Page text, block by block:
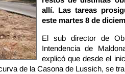
allí. Las tareas
este martes 8 de
El sub director de
Intendencia de
explicó que desde el
de la Casona de Lussich, se